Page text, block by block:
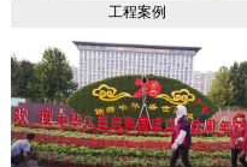
工程案例